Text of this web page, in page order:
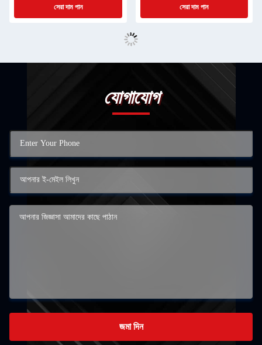
সেরা দাম পান সেরা দাম পান
যোগাযোগ
জমা দিন